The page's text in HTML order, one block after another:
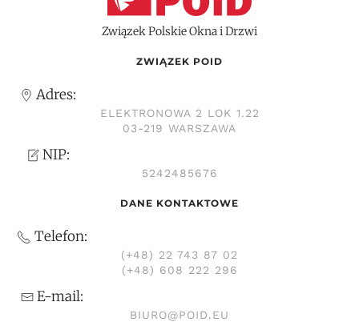
Związek Polskie Okna i Drzwi
ZWIĄZEK POID
Adres:
ELEKTRONOWA 2 LOK 1.22
03-219 WARSZAWA
NIP:
5242485676
DANE KONTAKTOWE
Telefon:
(+48) 22 743 87 02
(+48) 608 222 296
E-mail:
BIURO@POID.EU